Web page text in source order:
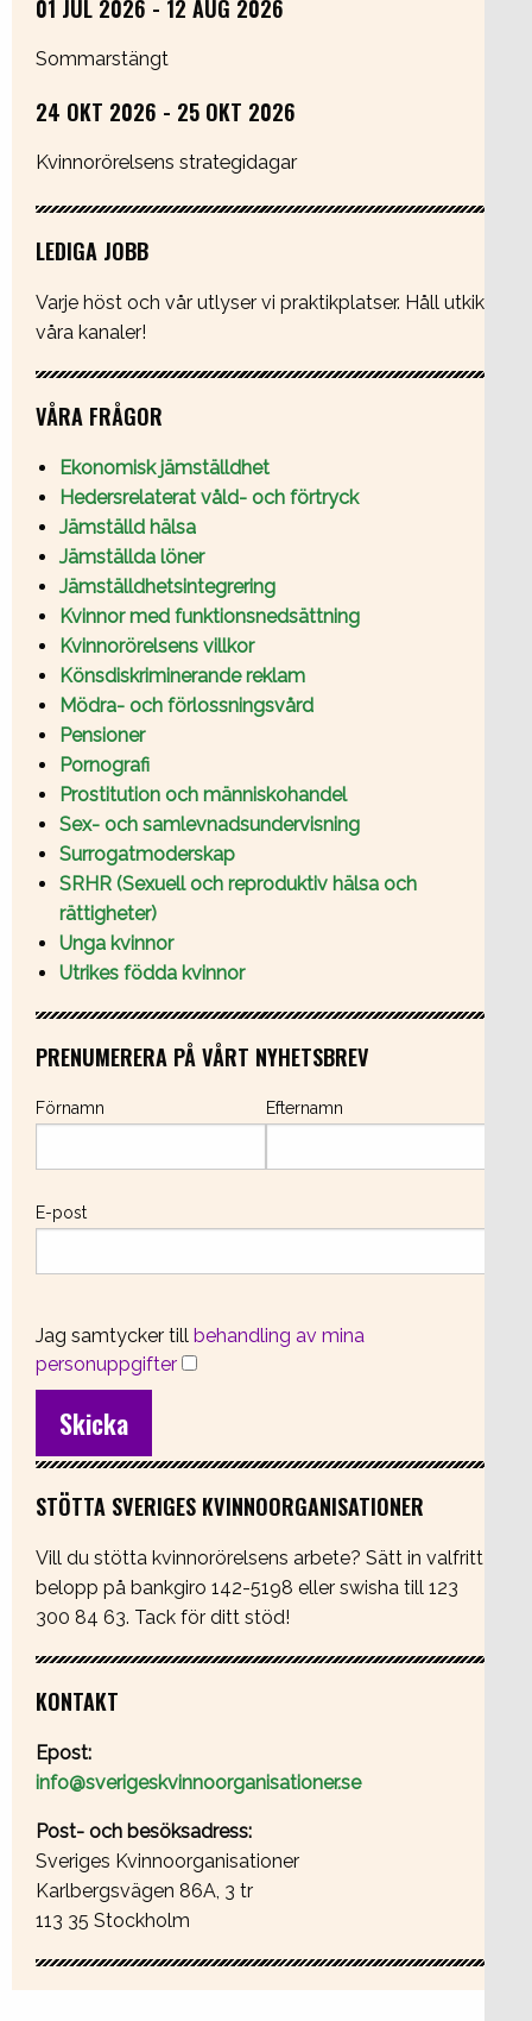
01 JUL 2026 - 12 AUG 2026
Sommarstängt
24 OKT 2026 - 25 OKT 2026
Kvinnorörelsens strategidagar
LEDIGA JOBB
Varje höst och vår utlyser vi praktikplatser. Håll utkik i
våra kanaler!
VÅRA FRÅGOR
Ekonomisk jämställdhet
Hedersrelaterat våld- och förtryck
Jämställd hälsa
Jämställda löner
Jämställdhetsintegrering
Kvinnor med funktionsnedsättning
Kvinnorörelsens villkor
Könsdiskriminerande reklam
Mödra- och förlossningsvård
Pensioner
Pornografi
Prostitution och människohandel
Sex- och samlevnadsundervisning
Surrogatmoderskap
SRHR (Sexuell och reproduktiv hälsa och
rättigheter)
Unga kvinnor
Utrikes födda kvinnor
PRENUMERERA PÅ VÅRT NYHETSBREV
Förnamn Efternamn
E-post
Jag samtycker till behandling av mina
personuppgifter
STÖTTA SVERIGES KVINNOORGANISATIONER
Vill du stötta kvinnorörelsens arbete? Sätt in valfritt
belopp på bankgiro 142-5198 eller swisha till 123
300 84 63. Tack för ditt stöd!
KONTAKT
Epost:
info@sverigeskvinnoorganisationer.se
Post- och besöksadress:
Sveriges Kvinnoorganisationer
Karlbergsvägen 86A, 3 tr
113 35 Stockholm